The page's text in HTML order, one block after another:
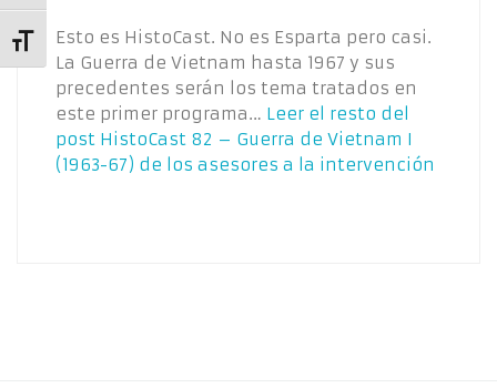
Alternar tamaño de letra
Esto es HistoCast. No es Esparta pero casi.
La Guerra de Vietnam hasta 1967 y sus
precedentes serán los tema tratados en
este primer programa… Leer el resto del
post HistoCast 82 – Guerra de Vietnam I
(1963-67) de los asesores a la intervención